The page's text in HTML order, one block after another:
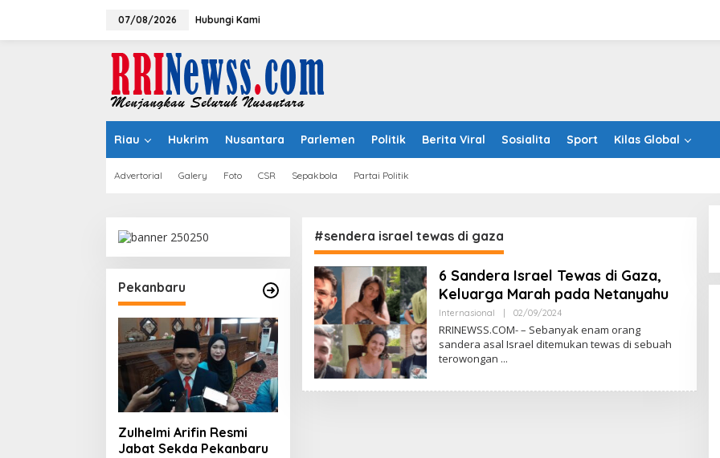
07/08/2026 Hubungi Kami
Riau Hukrim Nusantara Parlemen Politik Berita Viral Sosialita Sport Kilas Global
Advertorial Galery Foto CSR Sepakbola Partai Politik
Pekanbaru
Zulhelmi Arifin Resmi
Jabat Sekda Pekanbaru
#sendera israel tewas di gaza
6 Sandera Israel Tewas di Gaza,
Keluarga Marah pada Netanyahu
Internasional 02/09/2024Oleh
RRINEWSS.COM- – Sebanyak enam orang
sandera asal Israel ditemukan tewas di sebuah
terowongan